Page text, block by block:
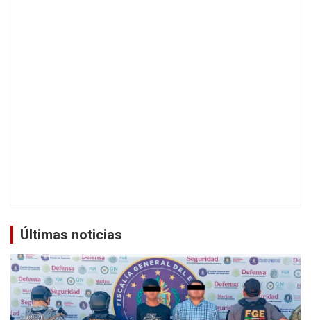
Últimas noticias